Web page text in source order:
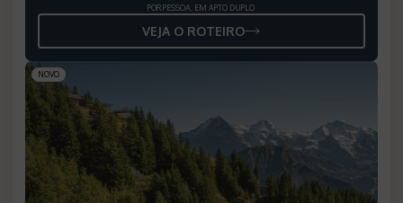
POR PESSOA, EM APTO DUPLO
VEJA O ROTEIRO
NOVO